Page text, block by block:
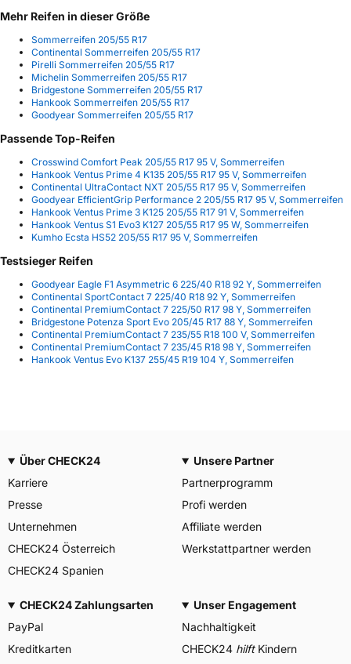
Mehr Reifen in dieser Größe
Sommerreifen 205/55 R17
Continental Sommerreifen 205/55 R17
Pirelli Sommerreifen 205/55 R17
Michelin Sommerreifen 205/55 R17
Bridgestone Sommerreifen 205/55 R17
Hankook Sommerreifen 205/55 R17
Goodyear Sommerreifen 205/55 R17
Passende Top-Reifen
Crosswind Comfort Peak 205/55 R17 95 V, Sommerreifen
Hankook Ventus Prime 4 K135 205/55 R17 95 V, Sommerreifen
Continental UltraContact NXT 205/55 R17 95 V, Sommerreifen
Goodyear EfficientGrip Performance 2 205/55 R17 95 V, Sommerreifen
Hankook Ventus Prime 3 K125 205/55 R17 91 V, Sommerreifen
Hankook Ventus S1 Evo3 K127 205/55 R17 95 W, Sommerreifen
Kumho Ecsta HS52 205/55 R17 95 V, Sommerreifen
Testsieger Reifen
Goodyear Eagle F1 Asymmetric 6 225/40 R18 92 Y, Sommerreifen
Continental SportContact 7 225/40 R18 92 Y, Sommerreifen
Continental PremiumContact 7 225/50 R17 98 Y, Sommerreifen
Bridgestone Potenza Sport Evo 205/45 R17 88 Y, Sommerreifen
Continental PremiumContact 7 235/55 R18 100 V, Sommerreifen
Continental PremiumContact 7 235/45 R18 98 Y, Sommerreifen
Hankook Ventus Evo K137 255/45 R19 104 Y, Sommerreifen
Über CHECK24
Karriere
Presse
Unternehmen
CHECK24 Österreich
CHECK24 Spanien
Unsere Partner
Partnerprogramm
Profi werden
Affiliate werden
Werkstattpartner werden
CHECK24 Zahlungsarten
PayPal
Kreditkarten
Unser Engagement
Nachhaltigkeit
CHECK24 hilftKindern